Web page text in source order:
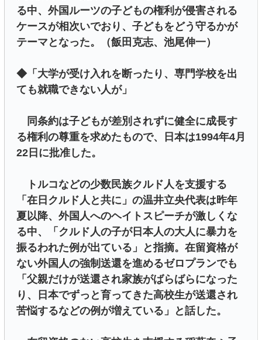
る中、外国ルーツの子どもの権利が侵害される
ケースが相次いでおり、子どもをどう守るかが
テーマとなった。（飯田克志、池尾伸一）
◆「大学が受け入れを断ったり、専門学校を出
ても就職できない人が」
同条約は子どもが差別されずに健全に成長す
る権利の尊重を求めたもので、日本は1994年4月
22日に批准した。
トルコなどの少数民族クルド人を支援する
「在日クルド人と共に」の温井立央代表は昨年
夏以降、外国人へのヘイトスピーチが激しくな
る中、「クルド人の子が日本人の大人に暴力を
振るわれた例が出ている」と指摘。在留資格が
ない外国人の強制送還を進めるゼロプランでも
「父親だけが送還され家族がばらばらになった
り、日本でずっと育ってきた高校生が送還され
苦悩するなどの例が増えている」と話した。